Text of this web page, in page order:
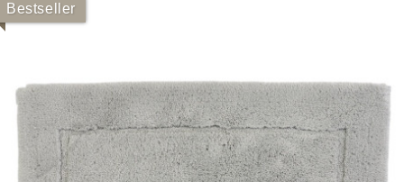
Bestseller